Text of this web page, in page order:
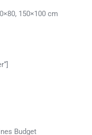
150×100 cm
Budget